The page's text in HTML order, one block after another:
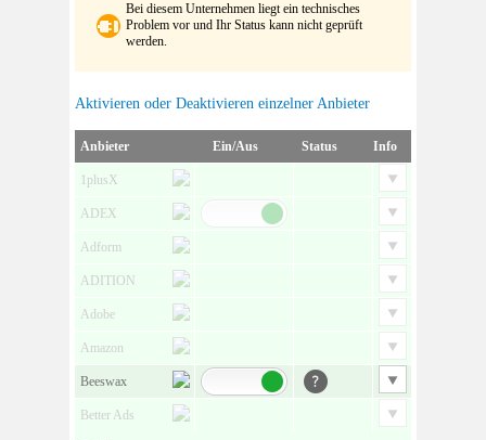
Bei diesem Unternehmen liegt ein technisches
Problem vor und Ihr Status kann nicht geprüft
werden.